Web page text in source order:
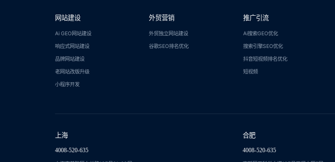
网站建设
Ai GEO网站建设
响应式网站建设
品牌网站建设
老网站改版升级
小程序开发
外贸营销
外贸独立网站建设
谷歌SEO排名优化
推广引流
Ai搜索GEO优化
搜索引擎SEO优化
抖音短视频排名优化
短视频
上海
4008-520-635
合肥
4008-520-635